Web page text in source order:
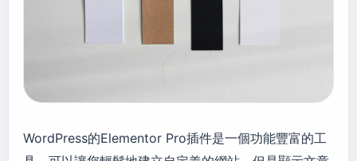
WordPress的Elementor Pro插件是一個功能豐富的工